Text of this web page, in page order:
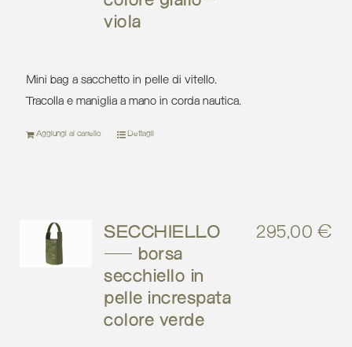
viola
Mini bag a sacchetto in pelle di vitello.
Tracolla e maniglia a mano in corda nautica.
Aggiungi al carrello Dettagli
SECCHIELLO
– borsa
secchiello in
pelle increspata
colore verde
295,00€